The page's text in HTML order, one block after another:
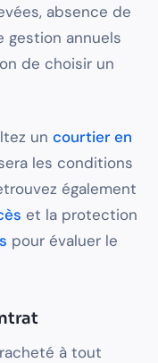
absence de
gestion annuels
de choisir un
un courtier en
les conditions
également
et la protection
pour évaluer le
à tout